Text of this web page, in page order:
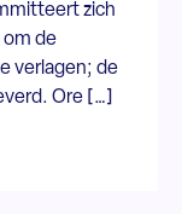
zich
om de
verlagen; de
Ore […]